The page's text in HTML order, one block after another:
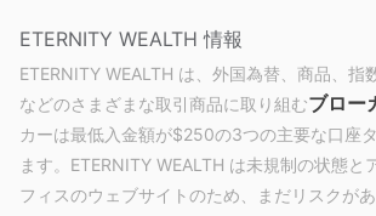
ETERNITY WEALTH 情報
ETERNITY WEALTH は、外国為替、商品、指
などのさまざまな取引商品に取り組むブロー
カーは最低入金額が$250の3つの主要な口座
ます。ETERNITY WEALTH は未規制の状態と
フィスのウェブサイトのため、まだリスクがあ